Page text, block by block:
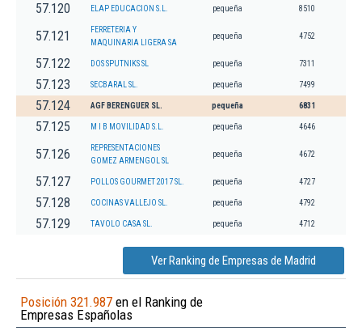
57.120 ELAP EDUCACION S.L. pequeña 8510
57.121
FERRETERIA Y
MAQUINARIA LIGERA SA
pequeña 4752
57.122 DOS SPUTNIKS SL pequeña 7311
57.123 SECBARAL SL. pequeña 7499
57.124 AGF BERENGUER SL. pequeña 6831
57.125 M I B MOVILIDAD S.L. pequeña 4646
57.126
REPRESENTACIONES
GOMEZ ARMENGOL SL
pequeña 4672
57.127 POLLOS GOURMET 2017 SL. pequeña 4727
57.128 COCINAS VALLEJO SL. pequeña 4792
57.129 TAVOLO CASA SL. pequeña 4712
Ver Ranking de Empresas de Madrid
Posición 321.987 en el Ranking de
Empresas Españolas